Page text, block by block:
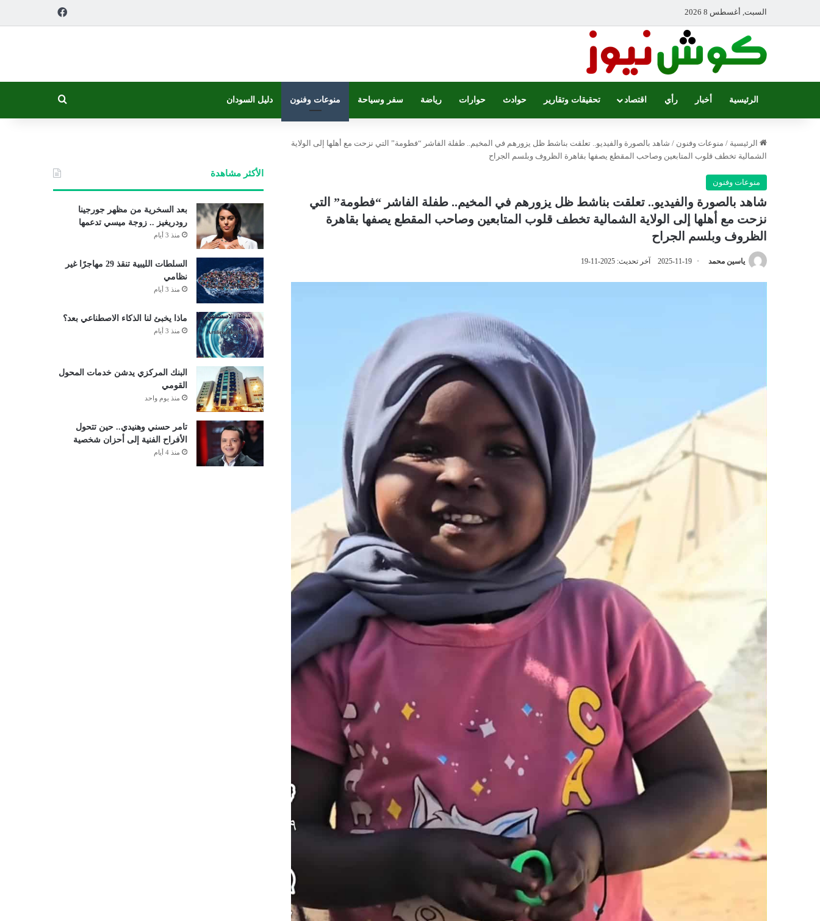
السبت, أغسطس 8 2026
الرئيسية أخبار رأي اقتصاد تحقيقات وتقارير حوادث حوارات رياضة سفر وسياحة منوعات وفنون دليل السودان
الرئيسية / منوعات وفنون / شاهد بالصورة والفيديو.. تعلقت بناشط ظل يزورهم في المخيم.. طفلة الفاشر “فطومة” التي نزحت مع أهلها إلى الولاية
الشمالية تخطف قلوب المتابعين وصاحب المقطع يصفها بقاهرة الظروف وبلسم الجراح
منوعات وفنون
شاهد بالصورة والفيديو.. تعلقت بناشط ظل يزورهم في المخيم.. طفلة الفاشر “فطومة” التي
نزحت مع أهلها إلى الولاية الشمالية تخطف قلوب المتابعين وصاحب المقطع يصفها بقاهرة
الظروف وبلسم الجراح
ياسين محمد 2025-11-19 آخر تحديث: 2025-11-19
الأكثر مشاهدة
بعد السخرية من مظهر جورجينا
رودريغيز .. زوجة ميسي تدعمها
منذ 3 أيام
السلطات الليبية تنقذ 29 مهاجرًا غير
نظامي
منذ 3 أيام
ماذا يخبئ لنا الذكاء الاصطناعي بعد؟
منذ 3 أيام
البنك المركزي يدشن خدمات المحول
القومي
منذ يوم واحد
تامر حسني وهنيدي.. حين تتحول
الأفراح الفنية إلى أحزان شخصية
منذ 4 أيام